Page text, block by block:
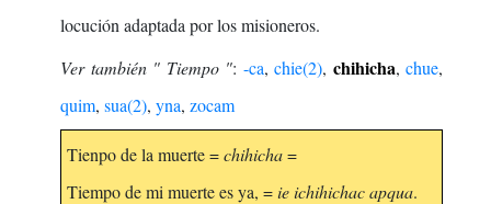
locución adaptada por los misioneros.
Ver también " Tiempo ": -ca,chie(2), chihicha,chue,
quim, sua(2), yna, zocam
Tienpo de la muerte =chihicha=
Tiempo de mi muerte es ya, =ie ichihichac apqua.